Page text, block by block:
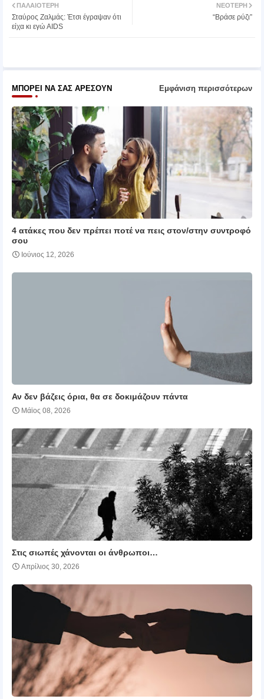
ter
ΝΕΌΤΕΡΗ
“Βράσε ρύζι”
ΠΑΛΑΙΌΤΕΡΗ
Σταύρος Ζαλμάς: Έτσι έγραψαν ότι
είχα κι εγώ AIDS
ΜΠΟΡΕΊ ΝΑ ΣΑΣ ΑΡΈΣΟΥΝ Εμφάνιση περισσότερων
4 ατάκες που δεν πρέπει ποτέ να πεις στον/στην συντροφό
σου
Ιούνιος 12, 2026
Αν δεν βάζεις όρια, θα σε δοκιμάζουν πάντα
Μάϊος 08, 2026
Στις σιωπές χάνονται οι άνθρωποι…
Απρίλιος 30, 2026